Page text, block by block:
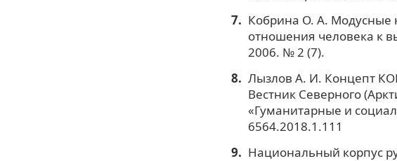
Кобрина О. А. Модусные
отношения человека к
2006. № 2 (7).
Лызлов А. И. Концепт
Вестник Северного
«Гуманитарные и
6564.2018.1.111
Национальный корпус